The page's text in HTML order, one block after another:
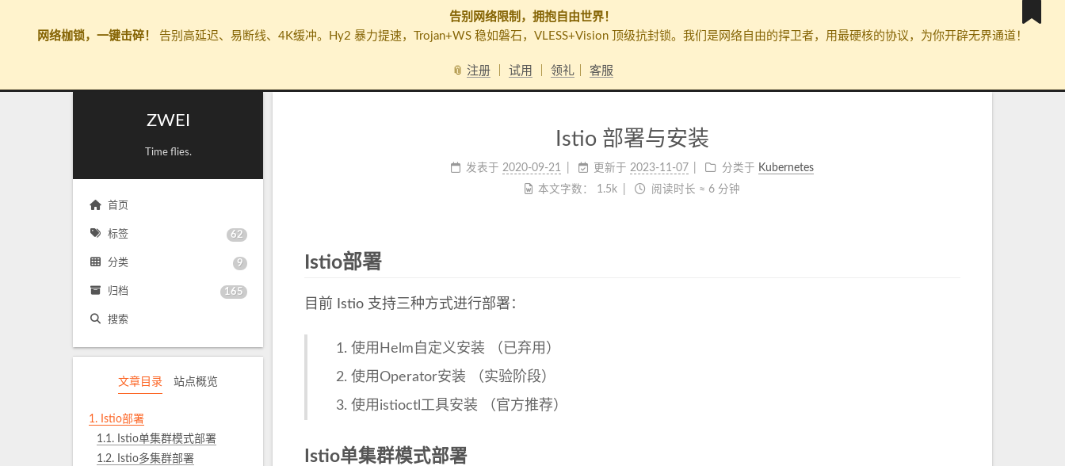
告别网络限制，拥抱自由世界！
网络枷锁，一键击碎！
告别高延迟、易断线、4K缓冲。Hy2 暴力提速，Trojan+WS 稳如磐石，VLESS+Vision 顶级抗封锁。我们是网络自由的捍卫者，用最硬核的协议，为你开辟无界通道！
📎 注册 试用 领礼 客服
ZWEI
Time flies.
首页
标签 62
分类 9
归档 165
搜索
文章目录 站点概览
1. Istio部署
1.1. Istio单集群模式部署
1.2. Istio多集群部署
Istio 部署与安装
发表于 2020-09-21 更新于 2023-11-07 分类于 Kubernetes
本文字数：
1.5k 阅读时长 ≈ 6 分钟
Istio部署
目前 Istio 支持三种方式进行部署：
使用Helm自定义安装 （已弃用）
使用Operator安装 （实验阶段）
使用istioctl工具安装 （官方推荐）
Istio单集群模式部署